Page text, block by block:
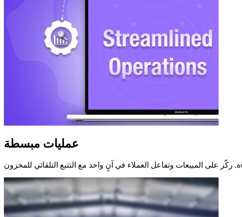
عمليات مبسطة